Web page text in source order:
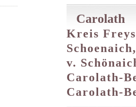
Carolath
Kreis
v.
Carolath-
Carolath-